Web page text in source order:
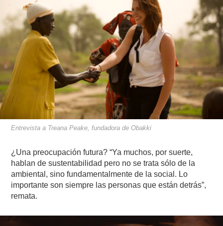
Entrevista a Treana Peake, fundadora de Obakki
¿Una preocupación futura? “Ya muchos, por suerte,
hablan de sustentabilidad pero no se trata sólo de la
ambiental, sino fundamentalmente de la social. Lo
importante son siempre las personas que están detrás”,
remata.